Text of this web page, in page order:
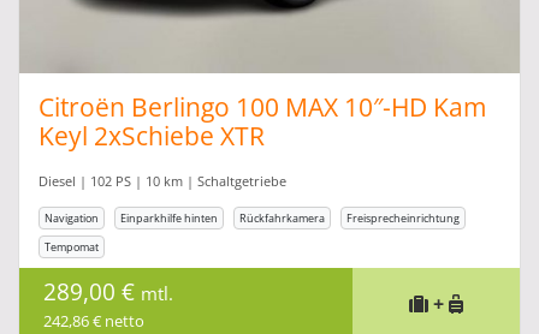
Citroën Berlingo 100 MAX 10″-HD Kam
Keyl 2xSchiebe XTR
Diesel | 102 PS | 10 km | Schaltgetriebe
Navigation Einparkhilfe hinten Rückfahrkamera
Freisprecheinrichtung
Tempomat
289,00 € mtl.
242,86 € netto
+